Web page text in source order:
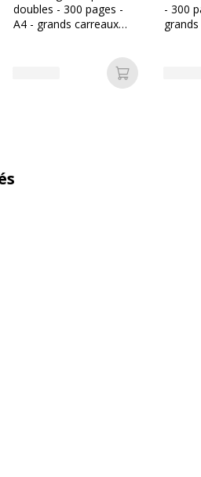
au panier
doubles - 300 pages -
A4 - grands carreaux
Ajouter au
- 300